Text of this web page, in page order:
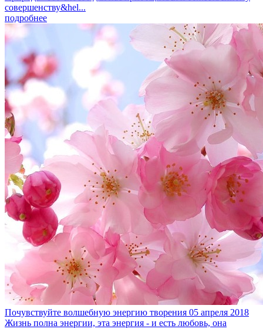
совершенству&hel...
подробнее
Почувствуйте волшебную энергию творения 05 апреля 2018
Жизнь полна энергии, эта энергия - и есть любовь, она